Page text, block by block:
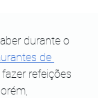
durante o
de
refeições